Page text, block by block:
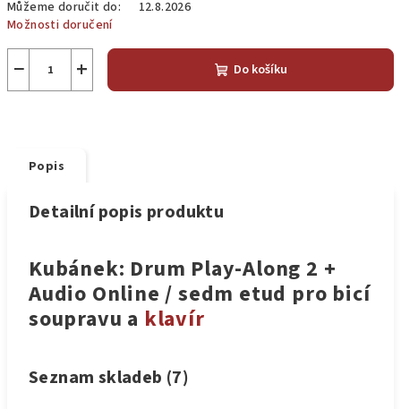
Můžeme doručit do:
12.8.2026
Možnosti doručení
+
− Do košíku
Popis
Detailní popis produktu
Kubánek: Drum Play-Along 2 +
Audio Online / sedm etud pro bicí
soupravu a klavír
Seznam skladeb (7)